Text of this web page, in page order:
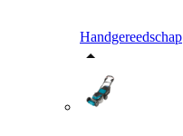
Handgereedschap